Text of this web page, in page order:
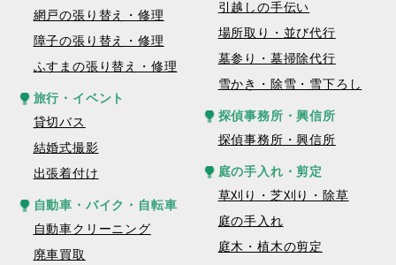
網戸の張り替え・修理
障子の張り替え・修理
ふすまの張り替え・修理
旅行・イベント
貸切バス
結婚式撮影
出張着付け
自動車・バイク・自転車
自動車クリーニング
廃車買取
引越しの手伝い
場所取り・並び代行
墓参り・墓掃除代行
雪かき・除雪・雪下ろし
探偵事務所・興信所
探偵事務所・興信所
庭の手入れ・剪定
草刈り・芝刈り・除草
庭の手入れ
庭木・植木の剪定